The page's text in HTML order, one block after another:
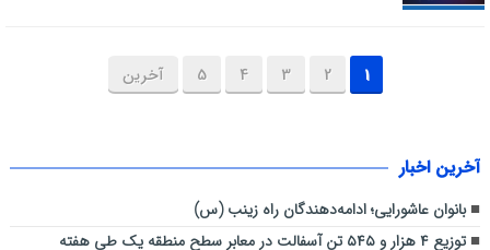
1
2
3
4
5 آخرین
آخرین اخبار
بانوان عاشورایی؛ ادامه‌دهندگان راه زینب (س)
توزیع ۴ هزار و ۵۴۵ تن آسفالت در معابر سطح منطقه یک طی هفته